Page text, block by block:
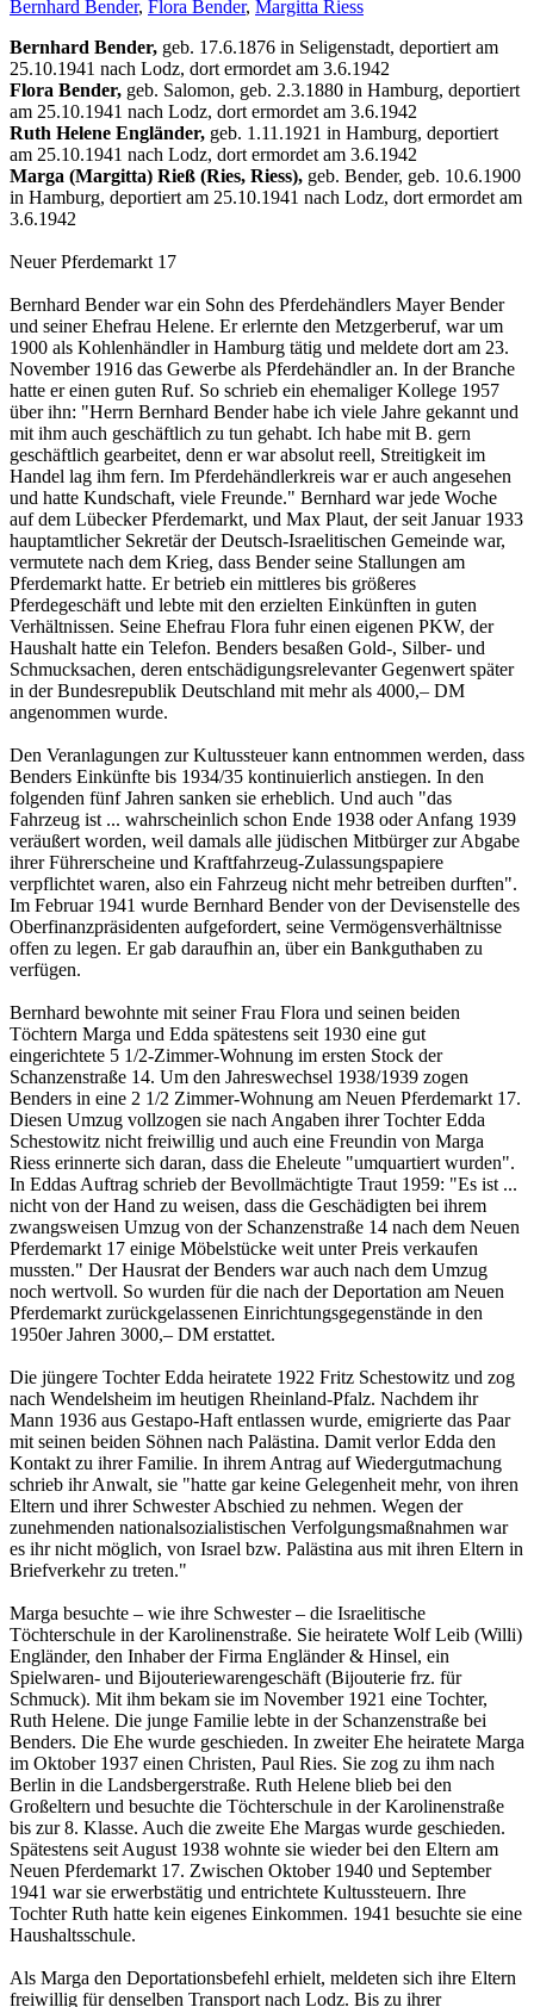
Bernhard Bender, Flora Bender, Margitta Riess
Bernhard Bender, geb. 17.6.1876 in Seligenstadt, deportiert am
25.10.1941 nach Lodz, dort ermordet am 3.6.1942
Flora Bender, geb. Salomon, geb. 2.3.1880 in Hamburg, deportiert
am 25.10.1941 nach Lodz, dort ermordet am 3.6.1942
Ruth Helene Engländer, geb. 1.11.1921 in Hamburg, deportiert
am 25.10.1941 nach Lodz, dort ermordet am 3.6.1942
Marga (Margitta) Rieß (Ries, Riess), geb. Bender, geb. 10.6.1900
in Hamburg, deportiert am 25.10.1941 nach Lodz, dort ermordet am
3.6.1942
Neuer Pferdemarkt 17
Bernhard Bender war ein Sohn des Pferdehändlers Mayer Bender
und seiner Ehefrau Helene. Er erlernte den Metzgerberuf, war um
1900 als Kohlenhändler in Hamburg tätig und meldete dort am 23.
November 1916 das Gewerbe als Pferdehändler an. In der Branche
hatte er einen guten Ruf. So schrieb ein ehemaliger Kollege 1957
über ihn: "Herrn Bernhard Bender habe ich viele Jahre gekannt und
mit ihm auch geschäftlich zu tun gehabt. Ich habe mit B. gern
geschäftlich gearbeitet, denn er war absolut reell, Streitigkeit im
Handel lag ihm fern. Im Pferdehändlerkreis war er auch angesehen
und hatte Kundschaft, viele Freunde." Bernhard war jede Woche
auf dem Lübecker Pferdemarkt, und Max Plaut, der seit Januar 1933
hauptamtlicher Sekretär der Deutsch-Israelitischen Gemeinde war,
vermutete nach dem Krieg, dass Bender seine Stallungen am
Pferdemarkt hatte. Er betrieb ein mittleres bis größeres
Pferdegeschäft und lebte mit den erzielten Einkünften in guten
Verhältnissen. Seine Ehefrau Flora fuhr einen eigenen PKW, der
Haushalt hatte ein Telefon. Benders besaßen Gold-, Silber- und
Schmucksachen, deren entschädigungsrelevanter Gegenwert später
in der Bundesrepublik Deutschland mit mehr als 4000,– DM
angenommen wurde.
Den Veranlagungen zur Kultussteuer kann entnommen werden, dass
Benders Einkünfte bis 1934/35 kontinuierlich anstiegen. In den
folgenden fünf Jahren sanken sie erheblich. Und auch "das
Fahrzeug ist ... wahrscheinlich schon Ende 1938 oder Anfang 1939
veräußert worden, weil damals alle jüdischen Mitbürger zur Abgabe
ihrer Führerscheine und Kraftfahrzeug-Zulassungspapiere
verpflichtet waren, also ein Fahrzeug nicht mehr betreiben durften".
Im Februar 1941 wurde Bernhard Bender von der Devisenstelle des
Oberfinanzpräsidenten aufgefordert, seine Vermögensverhältnisse
offen zu legen. Er gab daraufhin an, über ein Bankguthaben zu
verfügen.
Bernhard bewohnte mit seiner Frau Flora und seinen beiden
Töchtern Marga und Edda spätestens seit 1930 eine gut
eingerichtete 5 1/2-Zimmer-Wohnung im ersten Stock der
Schanzenstraße 14. Um den Jahreswechsel 1938/1939 zogen
Benders in eine 2 1/2 Zimmer-Wohnung am Neuen Pferdemarkt 17.
Diesen Umzug vollzogen sie nach Angaben ihrer Tochter Edda
Schestowitz nicht freiwillig und auch eine Freundin von Marga
Riess erinnerte sich daran, dass die Eheleute "umquartiert wurden".
In Eddas Auftrag schrieb der Bevollmächtigte Traut 1959: "Es ist ...
nicht von der Hand zu weisen, dass die Geschädigten bei ihrem
zwangsweisen Umzug von der Schanzenstraße 14 nach dem Neuen
Pferdemarkt 17 einige Möbelstücke weit unter Preis verkaufen
mussten." Der Hausrat der Benders war auch nach dem Umzug
noch wertvoll. So wurden für die nach der Deportation am Neuen
Pferdemarkt zurückgelassenen Einrichtungsgegenstände in den
1950er Jahren 3000,– DM erstattet.
Die jüngere Tochter Edda heiratete 1922 Fritz Schestowitz und zog
nach Wendelsheim im heutigen Rheinland-Pfalz. Nachdem ihr
Mann 1936 aus Gestapo-Haft entlassen wurde, emigrierte das Paar
mit seinen beiden Söhnen nach Palästina. Damit verlor Edda den
Kontakt zu ihrer Familie. In ihrem Antrag auf Wiedergutmachung
schrieb ihr Anwalt, sie "hatte gar keine Gelegenheit mehr, von ihren
Eltern und ihrer Schwester Abschied zu nehmen. Wegen der
zunehmenden nationalsozialistischen Verfolgungsmaßnahmen war
es ihr nicht möglich, von Israel bzw. Palästina aus mit ihren Eltern in
Briefverkehr zu treten."
Marga besuchte – wie ihre Schwester – die Israelitische
Töchterschule in der Karolinenstraße. Sie heiratete Wolf Leib (Willi)
Engländer, den Inhaber der Firma Engländer & Hinsel, ein
Spielwaren- und Bijouteriewarengeschäft (Bijouterie frz. für
Schmuck). Mit ihm bekam sie im November 1921 eine Tochter,
Ruth Helene. Die junge Familie lebte in der Schanzenstraße bei
Benders. Die Ehe wurde geschieden. In zweiter Ehe heiratete Marga
im Oktober 1937 einen Christen, Paul Ries. Sie zog zu ihm nach
Berlin in die Landsbergerstraße. Ruth Helene blieb bei den
Großeltern und besuchte die Töchterschule in der Karolinenstraße
bis zur 8. Klasse. Auch die zweite Ehe Margas wurde geschieden.
Spätestens seit August 1938 wohnte sie wieder bei den Eltern am
Neuen Pferdemarkt 17. Zwischen Oktober 1940 und September
1941 war sie erwerbstätig und entrichtete Kultussteuern. Ihre
Tochter Ruth hatte kein eigenes Einkommen. 1941 besuchte sie eine
Haushaltsschule.
Als Marga den Deportationsbefehl erhielt, meldeten sich ihre Eltern
freiwillig für denselben Transport nach Lodz. Bis zu ihrer